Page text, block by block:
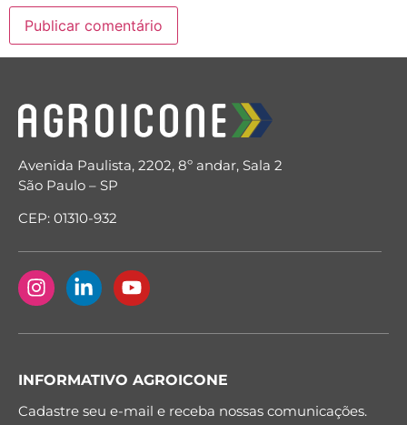
Avenida Paulista, 2202, 8º andar, Sala 2
São Paulo – SP
CEP: 01310-932
INFORMATIVO AGROICONE
Cadastre seu e-mail e receba nossas comunicações.